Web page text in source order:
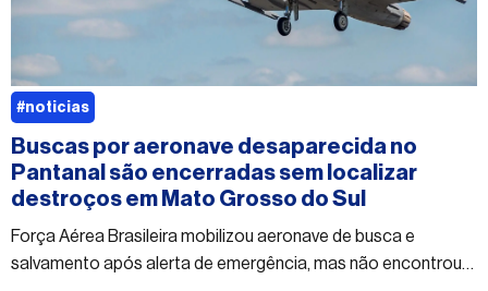
Buscas por aeronave desaparecida no
Pantanal são encerradas sem localizar
destroços em Mato Grosso do Sul
Força Aérea Brasileira mobilizou aeronave de busca e
salvamento após alerta de emergência, mas não encontrou
#noticias